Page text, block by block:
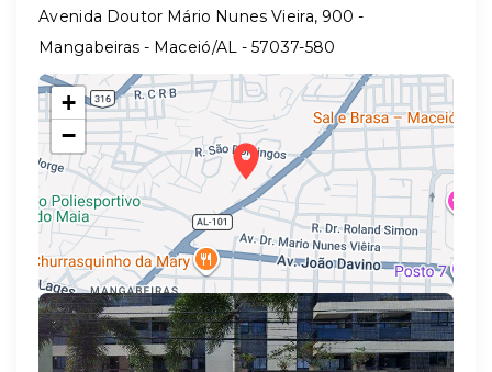
Avenida Doutor Mário Nunes Vieira, 900 -
Mangabeiras - Maceió/AL - 57037-580
+
−